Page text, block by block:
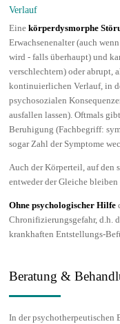
Verlauf
Eine körperdysmorphe
Erwachsenenalter (auch
wird - falls überhaupt) und
verschlechtern) oder abrupt,
kontinuierlichen Verlauf, in
psychosozialen
ausfallen lassen). Oftmals
Beruhigung (Fachbegriff:
sogar Zahl der Symptome
Auch der Körperteil, auf den
entweder der Gleiche bleiben
Ohne psychologischer Hilfe
Chronifizierungsgefahr, d.h.
krankhaften Entstellungs-
Beratung &
In der psychotherpeutischen